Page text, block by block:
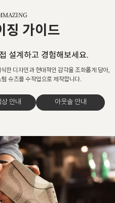
징 가이드
설계하고 경험해보세요.
한 디자인과 현대적인 감각을 조화롭게 담아,
슈즈를 수작업으로 제작합니다.
안내 아웃솔 안내